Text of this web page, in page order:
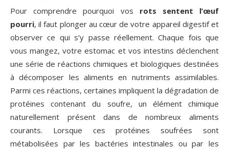
Pour comprendre pourquoi vos rots sentent l’œuf
pourri, il faut plonger au cœur de votre appareil digestif et
observer ce qui s’y passe réellement. Chaque fois que
vous mangez, votre estomac et vos intestins déclenchent
une série de réactions chimiques et biologiques destinées
à décomposer les aliments en nutriments assimilables.
Parmi ces réactions, certaines impliquent la dégradation de
protéines contenant du soufre, un élément chimique
naturellement présent dans de nombreux aliments
courants. Lorsque ces protéines soufrées sont
métabolisées par les bactéries intestinales ou par les